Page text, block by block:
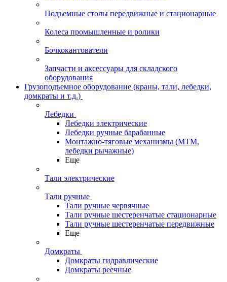
Подъемные столы передвижные и стационарные
Колеса промышленные и ролики
Бочкокантователи
Запчасти и аксессуары для складского
оборудования
Грузоподъемное оборудование (краны, тали, лебедки,
домкраты и т.д.)
Лебедки
Лебедки электрические
Лебедки ручные барабанные
Монтажно-тяговые механизмы (МТМ,
лебедки рычажные)
Еще
Тали электрические
Тали ручные
Тали ручные червячные
Тали ручные шестеренчатые стационарные
Тали ручные шестеренчатые передвижные
Еще
Домкраты
Домкраты гидравлические
Домкраты реечные